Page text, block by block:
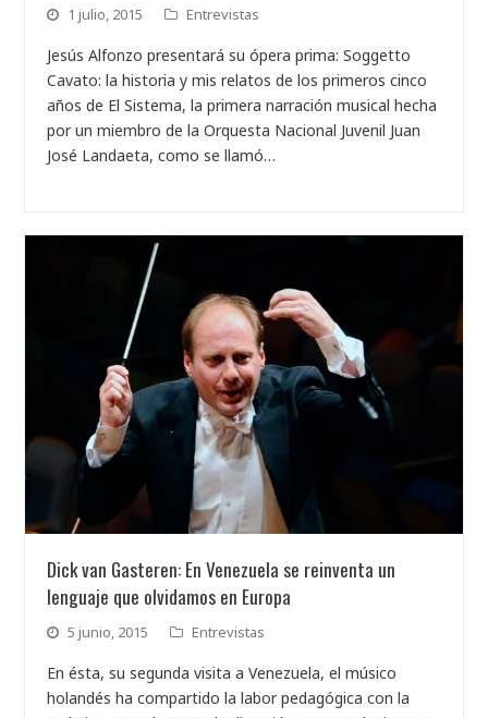
1 julio, 2015 Entrevistas
Jesús Alfonzo presentará su ópera prima: Soggetto
Cavato: la historia y mis relatos de los primeros cinco
años de El Sistema, la primera narración musical hecha
por un miembro de la Orquesta Nacional Juvenil Juan
José Landaeta, como se llamó…
Dick van Gasteren: En Venezuela se reinventa un
lenguaje que olvidamos en Europa
5 junio, 2015 Entrevistas
En ésta, su segunda visita a Venezuela, el músico
holandés ha compartido la labor pedagógica con la